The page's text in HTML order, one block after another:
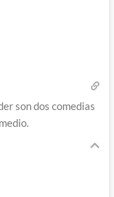
son dos comedias